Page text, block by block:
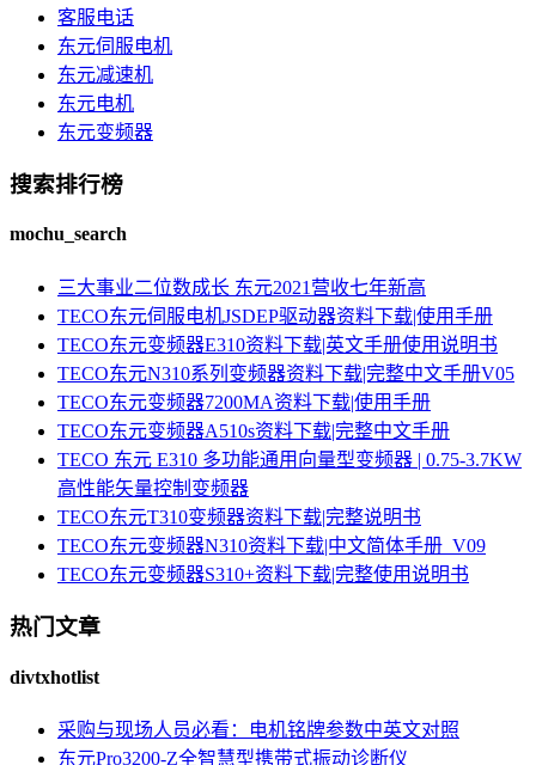
客服电话
东元伺服电机
东元减速机
东元电机
东元变频器
搜索排行榜
mochu_search
三大事业二位数成长 东元2021营收七年新高
TECO东元伺服电机JSDEP驱动器资料下载|使用手册
TECO东元变频器E310资料下载|英文手册使用说明书
TECO东元N310系列变频器资料下载|完整中文手册V05
TECO东元变频器7200MA资料下载|使用手册
TECO东元变频器A510s资料下载|完整中文手册
TECO 东元 E310 多功能通用向量型变频器 | 0.75-3.7KW
高性能矢量控制变频器
TECO东元T310变频器资料下载|完整说明书
TECO东元变频器N310资料下载|中文简体手册_V09
TECO东元变频器S310+资料下载|完整使用说明书
热门文章
divtxhotlist
采购与现场人员必看：电机铭牌参数中英文对照
东元Pro3200-Z全智慧型携带式振动诊断仪